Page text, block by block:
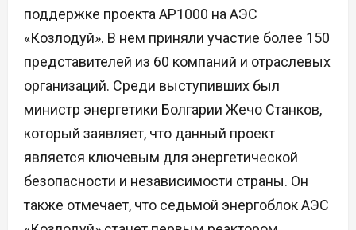
поддержке проекта AP1000 на АЭС
«Козлодуй». В нем приняли участие более 150
представителей из 60 компаний и отраслевых
организаций. Среди выступивших был
министр энергетики Болгарии Жечо Станков,
который заявляет, что данный проект
является ключевым для энергетической
безопасности и независимости страны. Он
также отмечает, что седьмой энергоблок АЭС